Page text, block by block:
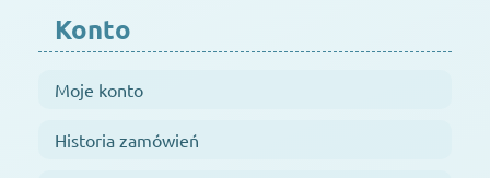
Konto
Moje konto
Historia zamówień